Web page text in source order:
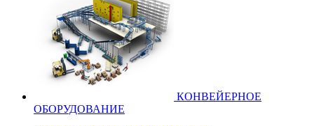
КОНВЕЙЕРНОЕ
ОБОРУДОВАНИЕ